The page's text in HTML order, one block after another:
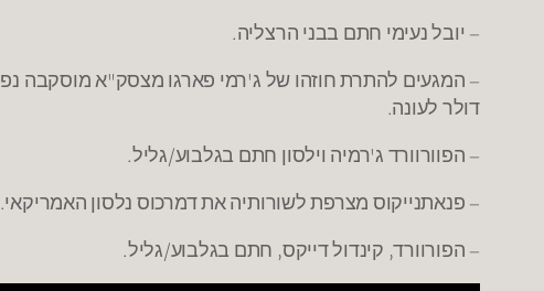
– יובל נעימי חתם בבני הרצליה.
דולר לעונה.
– הפוורוורד ג'רמיה וילסון חתם בגלבוע/גליל.
– פנאתנייקוס מצרפת לשורותיה את דמרכוס נלסון האמריקאי.
– הפורוורד, קינדול דייקס, חתם בגלבוע/גליל.